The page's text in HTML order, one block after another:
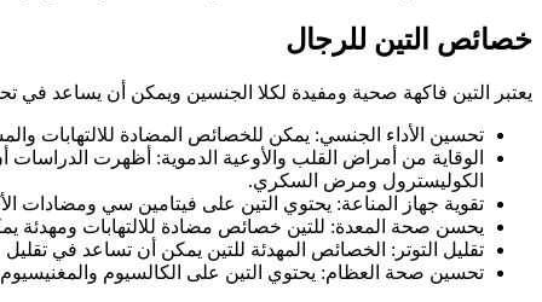
خصائص التين للرجال
يعتبر التين فاكهة صحية ومفيدة لكلا الجنسين ويمكن أن يساعد
تحسين الأداء الجنسي: يمكن للخصائص المضادة للالتهابات
الوقاية من أمراض القلب والأوعية الدموية: أظهرت
الكوليسترول ومرض السكري.
تقوية جهاز المناعة: يحتوي التين على فيتامين سي ومضادات
يحسن صحة المعدة: للتين خصائص مضادة للالتهابات ومهدئة
تقليل التوتر: الخصائص المهدئة للتين يمكن أن تساعد في تقليل
تحسين صحة العظام: يحتوي التين على الكالسيوم